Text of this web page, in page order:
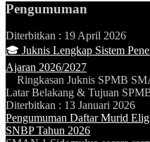
Pengumuman
Diterbitkan : 19 April 2026
🎓 Juknis Lengkap Sistem
Ajaran 2026/2027
Ringkasan Juknis SPMB
Latar Belakang & Tujuan
Diterbitkan : 13 Januari 2026
Pengumuman Daftar Murid
SNBP Tahun 2026